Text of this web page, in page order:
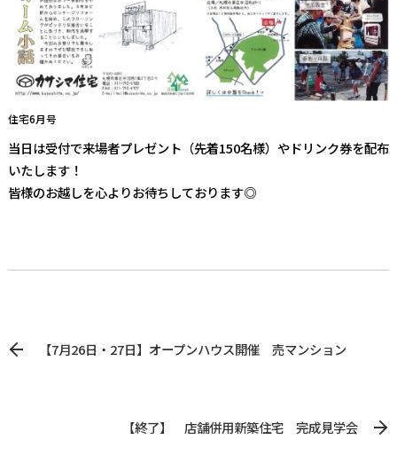
住宅6月号
当日は受付で来場者プレゼント（先着150名様）やドリンク券を配布
いたします！
皆様のお越しを心よりお待ちしております◎
【7月26日・27日】オープンハウス開催 売マンション
【終了】 店舗併用新築住宅 完成見学会